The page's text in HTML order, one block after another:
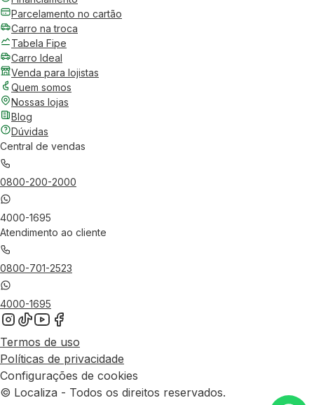
Parcelamento no cartão
Carro na troca
Tabela Fipe
Carro Ideal
Venda para lojistas
Quem somos
Nossas lojas
Blog
Dúvidas
Central de vendas
0800-200-2000
4000-1695
Atendimento ao cliente
0800-701-2523
4000-1695
Termos de uso
Políticas de privacidade
Configurações de cookies
© Localiza - Todos os direitos reservados.